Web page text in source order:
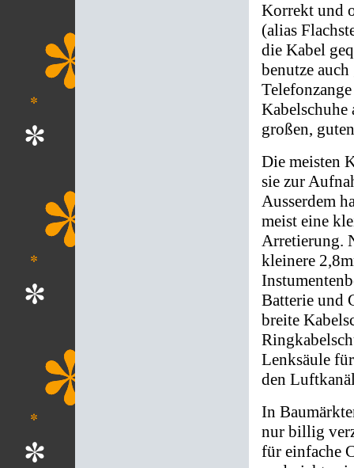
Korrekt und
(alias
die Kabel
benutze
Kabelschuhe
großen,
Die meisten
sie zur
Ausserdem
meist eine
Arretierung.
kleinere
Batterie und
breite
Lenksäule
den
In
nur billig
für einfache